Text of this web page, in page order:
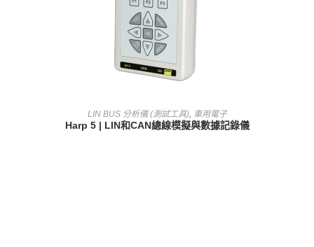
查看內容
LIN BUS 分析儀 (測試工具), 車用電子
Harp 5 | LIN和CAN總線模擬與數據記錄儀